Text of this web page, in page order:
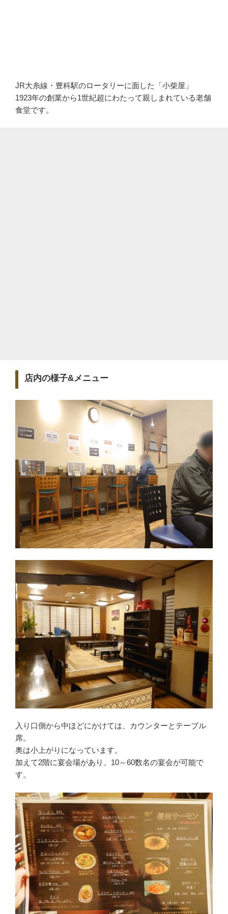
JR大糸線・豊科駅のロータリーに面した「小柴屋」
1923年の創業から1世紀超にわたって親しまれている老舗
食堂です。
店内の様子&メニュー
入り口側から中ほどにかけては、カウンターとテーブル
席。
奥は小上がりになっています。
加えて2階に宴会場があり、10～60数名の宴会が可能で
す。